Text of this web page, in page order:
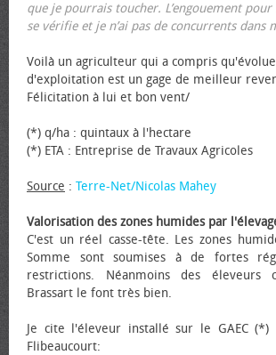
que je pourrais toucher. L’engouement
se vérifie et je n’ai pas de concurrents dans
Voilà un agriculteur qui a compris
d'exploitation est un gage de meilleur
Félicitation à lui et bon vent/
(*) q/ha : quintaux à l'hectare
(*) ETA : Entreprise de Travaux Agricoles
Source : Terre-Net/Nicolas Mahey
Valorisation des zones humides par
C'est un réel casse-tête. Les zones
Somme sont soumises à de fortes
restrictions. Néanmoins des éleveurs
Brassart le font très bien.
Je cite l'éleveur installé sur le GAEC (*)
Flibeaucourt: